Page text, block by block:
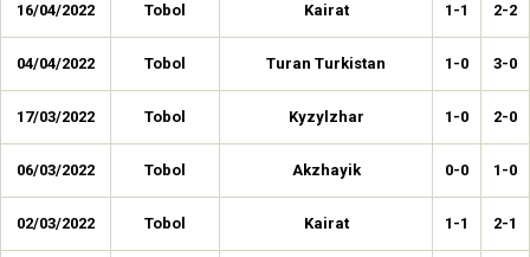
16/04/2022 Tobol Kairat 1-1 2-2
04/04/2022 Tobol Turan Turkistan 1-0 3-0
17/03/2022 Tobol Kyzylzhar 1-0 2-0
06/03/2022 Tobol Akzhayik 0-0 1-0
02/03/2022 Tobol Kairat 1-1 2-1